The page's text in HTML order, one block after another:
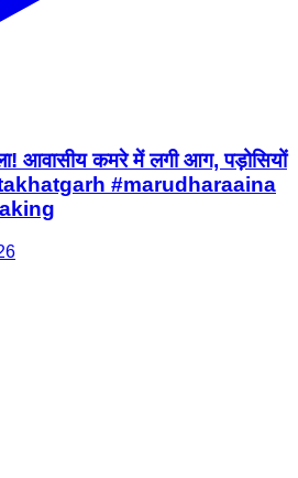
आवासीय कमरे में लगी आग, पड़ोसियों
#takhatgarh #marudharaaina